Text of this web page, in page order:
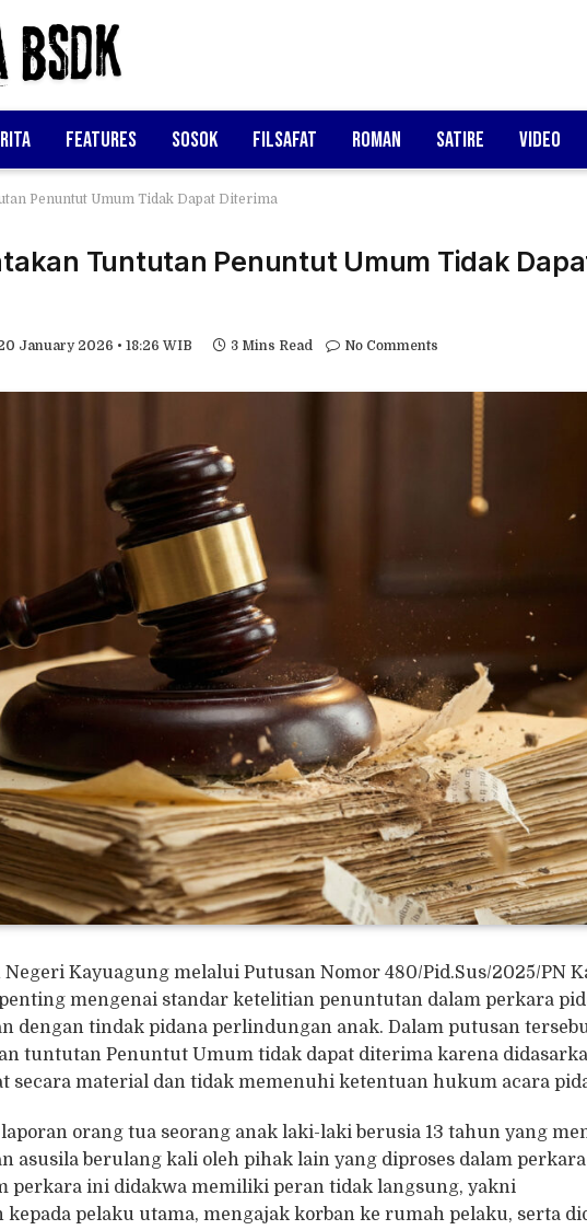
Features Sosok Filsafat Roman Satire Video
Penuntut Umum Tidak Dapat Diterima
Tuntutan Penuntut Umum Tidak
January 2026 • 18:26 WIB 3 Mins Read No Comments
Kayuagung melalui Putusan Nomor 480/Pid.Sus/2025/PN
mengenai standar ketelitian penuntutan dalam perkara
dengan tindak pidana perlindungan anak. Dalam putusan
tuntutan Penuntut Umum tidak dapat diterima karena
secara material dan tidak memenuhi ketentuan hukum acara
orang tua seorang anak laki-laki berusia 13 tahun yang
asusila berulang kali oleh pihak lain yang diproses dalam perkara
perkara ini didakwa memiliki peran tidak langsung, yakni
pelaku utama, mengajak korban ke rumah pelaku, serta